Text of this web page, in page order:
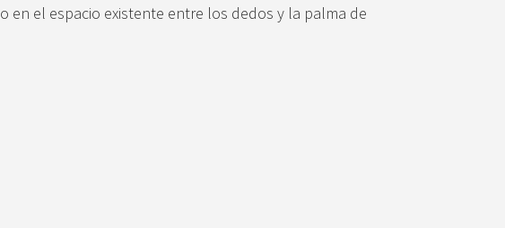
el espacio existente entre los dedos y la palma de